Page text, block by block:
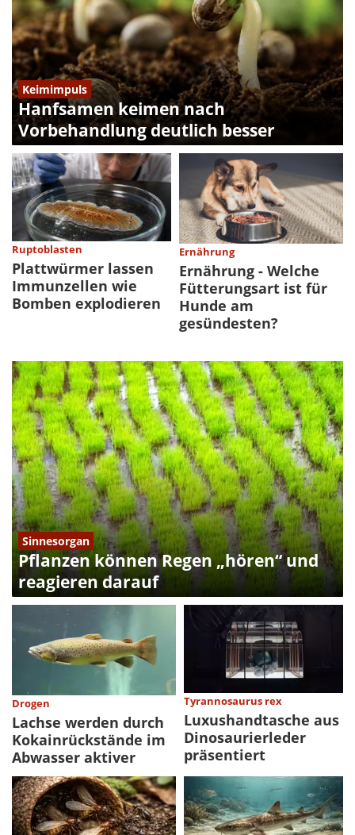
Keimimpuls
Hanfsamen keimen nach
Vorbehandlung deutlich besser
Ruptoblasten
Plattwürmer lassen
Immunzellen wie
Bomben explodieren
Ernährung
Ernährung - Welche
Fütterungsart ist für
Hunde am
gesündesten?
Sinnesorgan
Pflanzen können Regen „hören“ und
reagieren darauf
Drogen
Lachse werden durch
Kokainrückstände im
Abwasser aktiver
Tyrannosaurus rex
Luxushandtasche aus
Dinosaurierleder
präsentiert